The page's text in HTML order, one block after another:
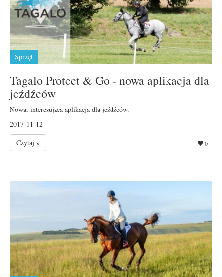
Sprzęt
Tagalo Protect & Go - nowa aplikacja dla
jeźdźców
Nowa, interesująca aplikacja dla jeźdźców.
2017-11-12
Czytaj »
0